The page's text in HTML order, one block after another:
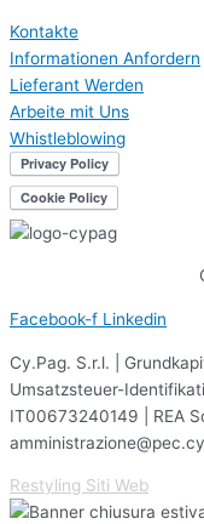
Kontakte
Informationen Anfordern
Lieferant Werden
Arbeite mit Uns
Whistleblowing
Facebook-f Linkedin
Cy.Pag. S.r.l. |
Umsatzsteuer-
IT00673240149 | REA
Restyling Siti Web